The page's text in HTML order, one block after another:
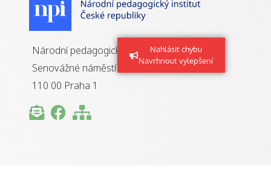
Nahlásit chybu
Navrhnout vylepšení
Národní pedagogický institut ČR
Senovážné náměstí 25
110 00 Praha 1